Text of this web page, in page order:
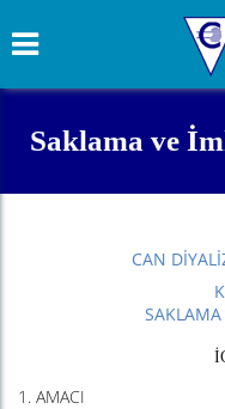
Saklama ve
CAN
1. AMACI